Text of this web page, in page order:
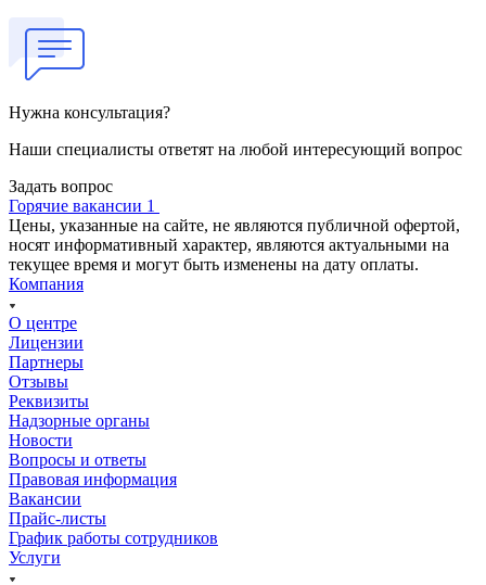
Нужна консультация?
Наши специалисты ответят на любой интересующий вопрос
Задать вопрос
Горячие вакансии 1
Цены, указанные на сайте, не являются публичной офертой,
носят информативный характер, являются актуальными на
текущее время и могут быть изменены на дату оплаты.
Компания
О центре
Лицензии
Партнеры
Отзывы
Реквизиты
Надзорные органы
Новости
Вопросы и ответы
Правовая информация
Вакансии
Прайс-листы
График работы сотрудников
Услуги